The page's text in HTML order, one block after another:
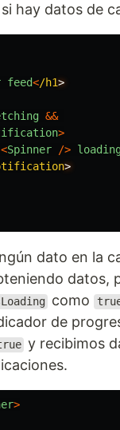
hay datos de
feed</h1
&&
>
<Spinner />
dato en la
datos,
como
de
y recibimos
>